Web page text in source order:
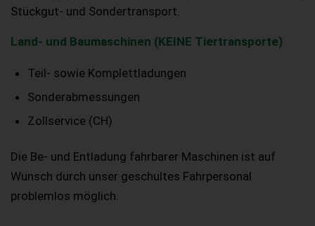
Stückgut- und Sondertransport.
Land- und Baumaschinen (KEINE Tiertransporte)
Teil- sowie Komplettladungen
Sonderabmessungen
Zollservice (CH)
Die Be- und Entladung fahrbarer Maschinen ist auf
Wunsch durch unser geschultes Fahrpersonal
problemlos möglich.